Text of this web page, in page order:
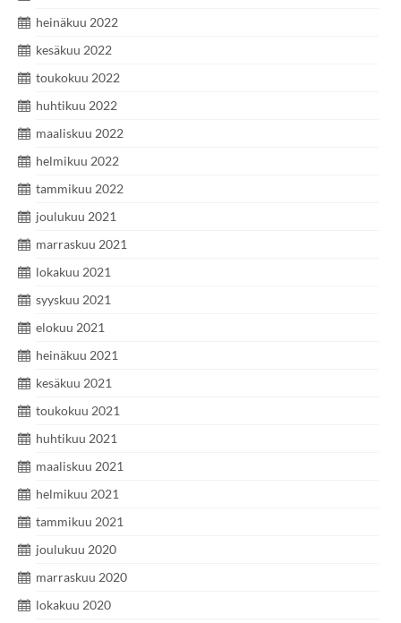
heinäkuu 2022
kesäkuu 2022
toukokuu 2022
huhtikuu 2022
maaliskuu 2022
helmikuu 2022
tammikuu 2022
joulukuu 2021
marraskuu 2021
lokakuu 2021
syyskuu 2021
elokuu 2021
heinäkuu 2021
kesäkuu 2021
toukokuu 2021
huhtikuu 2021
maaliskuu 2021
helmikuu 2021
tammikuu 2021
joulukuu 2020
marraskuu 2020
lokakuu 2020